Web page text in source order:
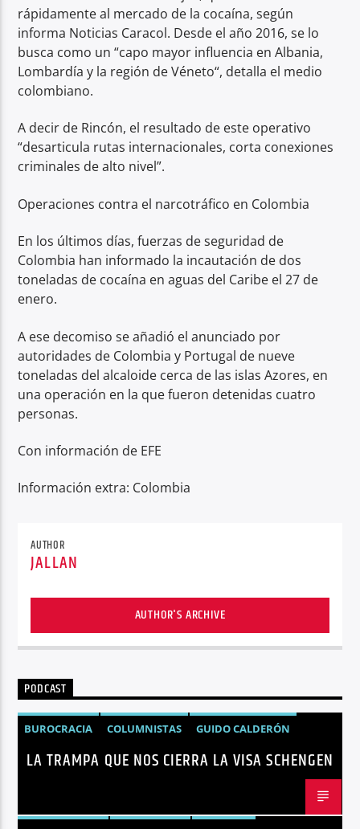
rápidamente al mercado de la cocaína, según
informa Noticias Caracol. Desde el año 2016, se lo
busca como un “capo mayor influencia en Albania,
Lombardía y la región de Véneto“, detalla el medio
colombiano.
A decir de Rincón, el resultado de este operativo
“desarticula rutas internacionales, corta conexiones
criminales de alto nivel”.
Operaciones contra el narcotráfico en Colombia
En los últimos días, fuerzas de seguridad de
Colombia han informado la incautación de dos
toneladas de cocaína en aguas del Caribe el 27 de
enero.
A ese decomiso se añadió el anunciado por
autoridades de Colombia y Portugal de nueve
toneladas del alcaloide cerca de las islas Azores, en
una operación en la que fueron detenidas cuatro
personas.
Con información de EFE
Información extra: Colombia
AUTHOR
JALLAN
AUTHOR'S ARCHIVE
PODCAST
BUROCRACIA COLUMNISTAS
GUIDO CALDERÓN
LIBRE COMERCIO
NOTICIAS
NOTICIAS ECUADOR
LA TRAMPA QUE NOS CIERRA LA VISA SCHENGEN